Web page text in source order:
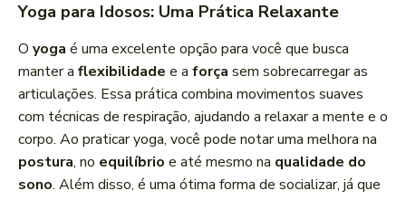
Yoga para Idosos: Uma Prática Relaxante
O yoga é uma excelente opção para você que busca
manter a flexibilidade e a força sem sobrecarregar as
articulações. Essa prática combina movimentos suaves
com técnicas de respiração, ajudando a relaxar a mente e o
corpo. Ao praticar yoga, você pode notar uma melhora na
postura, no equilíbrio e até mesmo na qualidade do
sono. Além disso, é uma ótima forma de socializar, já que